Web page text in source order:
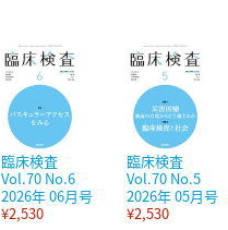
臨床検査
Vol.70 No.6
2026年 06月号
¥2,530
臨床検査
Vol.70 No.5
2026年 05月号
¥2,530